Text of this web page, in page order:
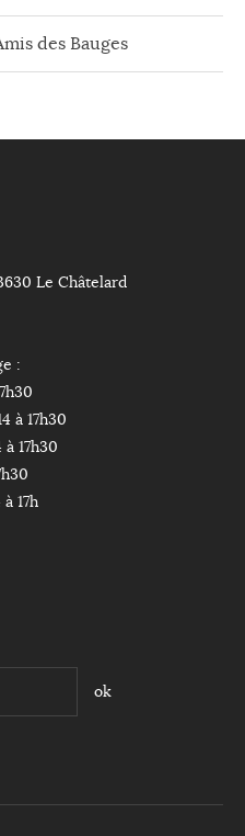
des Bauges
Le Châtelard
:
à 17h30
17h30
17h